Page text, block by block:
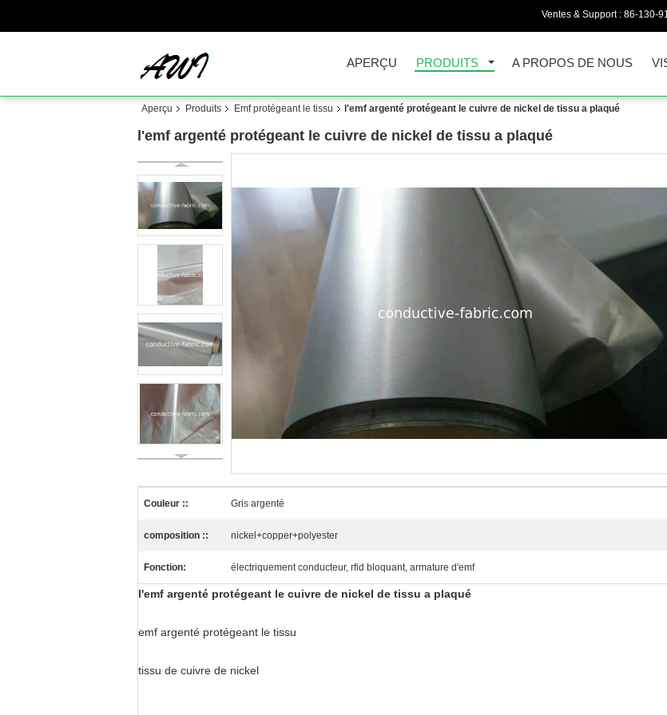
Ventes & Support : 86-130-
APERÇU PRODUITS A PROPOS DE NOUS
Aperçu Produits Emf protégeant le tissu l'emf argenté protégeant le cuivre de nickel de tissu a plaqué
l'emf argenté protégeant le cuivre de nickel de tissu a plaqué
Couleur :: Gris argenté
composition :: nickel+copper+polyester
Fonction: électriquement conducteur, rfid bloquant, armature d'emf
l'emf argenté protégeant le cuivre de nickel de tissu a plaqué
emf argenté protégeant le tissu
tissu de cuivre de nickel